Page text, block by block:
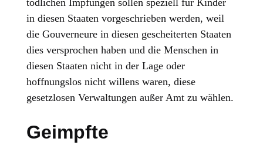
tödlichen Impfungen sollen speziell für Kinder
in diesen Staaten vorgeschrieben werden, weil
die Gouverneure in diesen gescheiterten Staaten
dies versprochen haben und die Menschen in
diesen Staaten nicht in der Lage oder
hoffnungslos nicht willens waren, diese
gesetzlosen Verwaltungen außer Amt zu wählen.
Geimpfte